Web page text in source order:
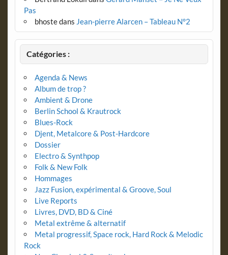
Pas
bhostedans Jean-pierre Alarcen – Tableau N°2
Catégories :
Agenda & News
Album de trop ?
Ambient & Drone
Berlin School & Krautrock
Blues-Rock
Djent, Metalcore & Post-Hardcore
Dossier
Electro & Synthpop
Folk & New Folk
Hommages
Jazz Fusion, expérimental & Groove, Soul
Live Reports
Livres, DVD, BD & Ciné
Metal extrême & alternatif
Metal progressif, Space rock, Hard Rock & Melodic
Rock